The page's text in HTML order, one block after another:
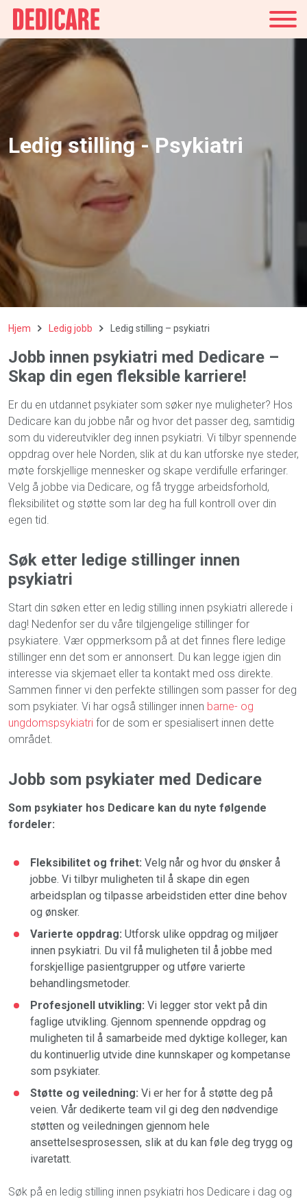
Ledig stilling - Psykiatri
Hjem Ledig jobb Ledig stilling – psykiatri
Jobb innen psykiatri med Dedicare –
Skap din egen fleksible karriere!
Er du en utdannet psykiater som søker nye muligheter? Hos
Dedicare kan du jobbe når og hvor det passer deg, samtidig
som du videreutvikler deg innen psykiatri. Vi tilbyr spennende
oppdrag over hele Norden, slik at du kan utforske nye steder,
møte forskjellige mennesker og skape verdifulle erfaringer.
Velg å jobbe via Dedicare, og få trygge arbeidsforhold,
fleksibilitet og støtte som lar deg ha full kontroll over din
egen tid.
Søk etter ledige stillinger innen
psykiatri
Start din søken etter en ledig stilling innen psykiatri allerede i
dag! Nedenfor ser du våre tilgjengelige stillinger for
psykiatere. Vær oppmerksom på at det finnes flere ledige
stillinger enn det som er annonsert. Du kan legge igjen din
interesse via skjemaet eller ta kontakt med oss direkte.
Sammen finner vi den perfekte stillingen som passer for deg
som psykiater. Vi har også stillinger innen barne- og
ungdomspsykiatri for de som er spesialisert innen dette
området.
Jobb som psykiater med Dedicare
Som psykiater hos Dedicare kan du nyte følgende
fordeler:
Fleksibilitet og frihet: Velg når og hvor du ønsker å
jobbe. Vi tilbyr muligheten til å skape din egen
arbeidsplan og tilpasse arbeidstiden etter dine behov
og ønsker.
Varierte oppdrag: Utforsk ulike oppdrag og miljøer
innen psykiatri. Du vil få muligheten til å jobbe med
forskjellige pasientgrupper og utføre varierte
behandlingsmetoder.
Profesjonell utvikling: Vi legger stor vekt på din
faglige utvikling. Gjennom spennende oppdrag og
muligheten til å samarbeide med dyktige kolleger, kan
du kontinuerlig utvide dine kunnskaper og kompetanse
som psykiater.
Støtte og veiledning: Vi er her for å støtte deg på
veien. Vår dedikerte team vil gi deg den nødvendige
støtten og veiledningen gjennom hele
ansettelsesprosessen, slik at du kan føle deg trygg og
ivaretatt.
Søk på en ledig stilling innen psykiatri hos Dedicare i dag og